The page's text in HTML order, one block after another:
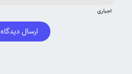
اجباری
ارسال دیدگاه